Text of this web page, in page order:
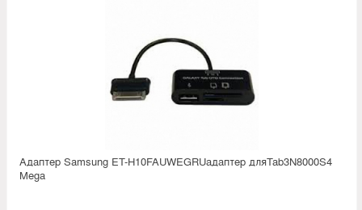
Адаптер Samsung ET-H10FAUWEGRUадаптер дляTab3N8000S4
Mega